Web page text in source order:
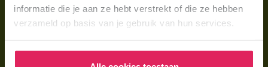
informatie die je aan ze hebt verstrekt of die ze hebben
verzameld op basis van je gebruik van hun services.
Hoe vind ik een gastouder?
Gastouder worden bij 4Kids